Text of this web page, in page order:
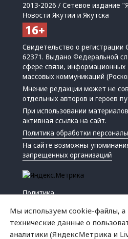
2013-2026 / Сетевое издание
Новости Якутии и Якутска
Свидетельство о
62371. Выдано Федеральной
сфере связи, информационных
массовых коммуникаций
Мнение редакции может не
отдельных авторов и героев
При использовании
активная ссылка на сайт.
Политика обработки
На сайте возможны
запрещенных организаций
Политика
Мы используем cookie-файлы, а
технические данные о
аналитики (ЯндексМетрика и